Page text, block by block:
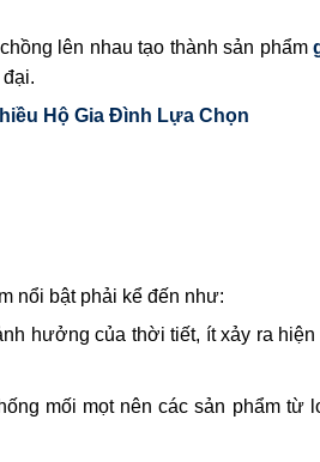
lên nhau tạo thành sản phẩm
Hộ Gia Đình Lựa Chọn
nổi bật phải kể đến như:
hưởng của thời tiết, ít xảy ra
mối mọt nên các sản phẩm từ